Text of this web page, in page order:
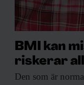
BMI kan
riskerar
Den som är